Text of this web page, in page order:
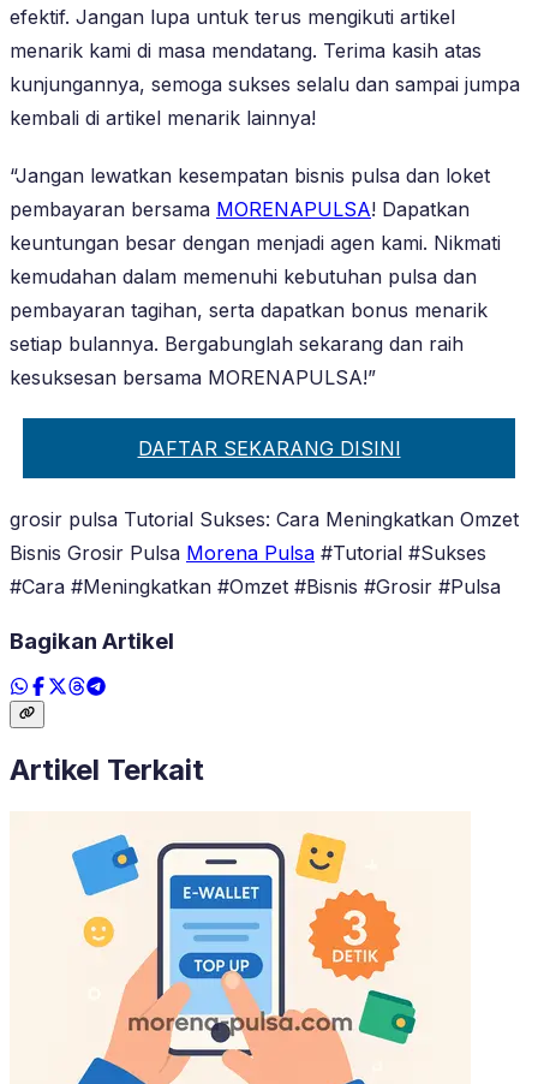
efektif. Jangan lupa untuk terus mengikuti artikel
menarik kami di masa mendatang. Terima kasih atas
kunjungannya, semoga sukses selalu dan sampai jumpa
kembali di artikel menarik lainnya!
“Jangan lewatkan kesempatan bisnis pulsa dan loket
pembayaran bersama MORENAPULSA! Dapatkan
keuntungan besar dengan menjadi agen kami. Nikmati
kemudahan dalam memenuhi kebutuhan pulsa dan
pembayaran tagihan, serta dapatkan bonus menarik
setiap bulannya. Bergabunglah sekarang dan raih
kesuksesan bersama MORENAPULSA!”
DAFTAR SEKARANG DISINI
grosir pulsa Tutorial Sukses: Cara Meningkatkan Omzet
Bisnis Grosir Pulsa Morena Pulsa #Tutorial #Sukses
#Cara #Meningkatkan #Omzet #Bisnis #Grosir #Pulsa
Bagikan Artikel
Artikel Terkait